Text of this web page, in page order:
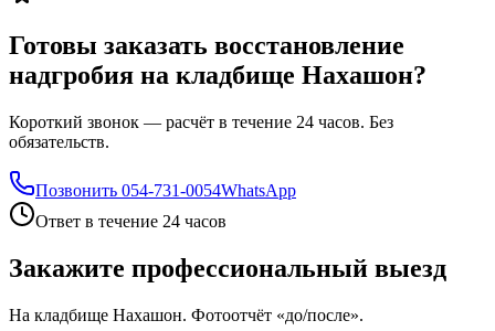
Готовы заказать восстановление
надгробия на кладбище Нахашон?
Короткий звонок — расчёт в течение 24 часов. Без
обязательств.
Позвонить 054-731-0054WhatsApp
Ответ в течение 24 часов
Закажите профессиональный выезд
На кладбище Нахашон. Фотоотчёт «до/после».